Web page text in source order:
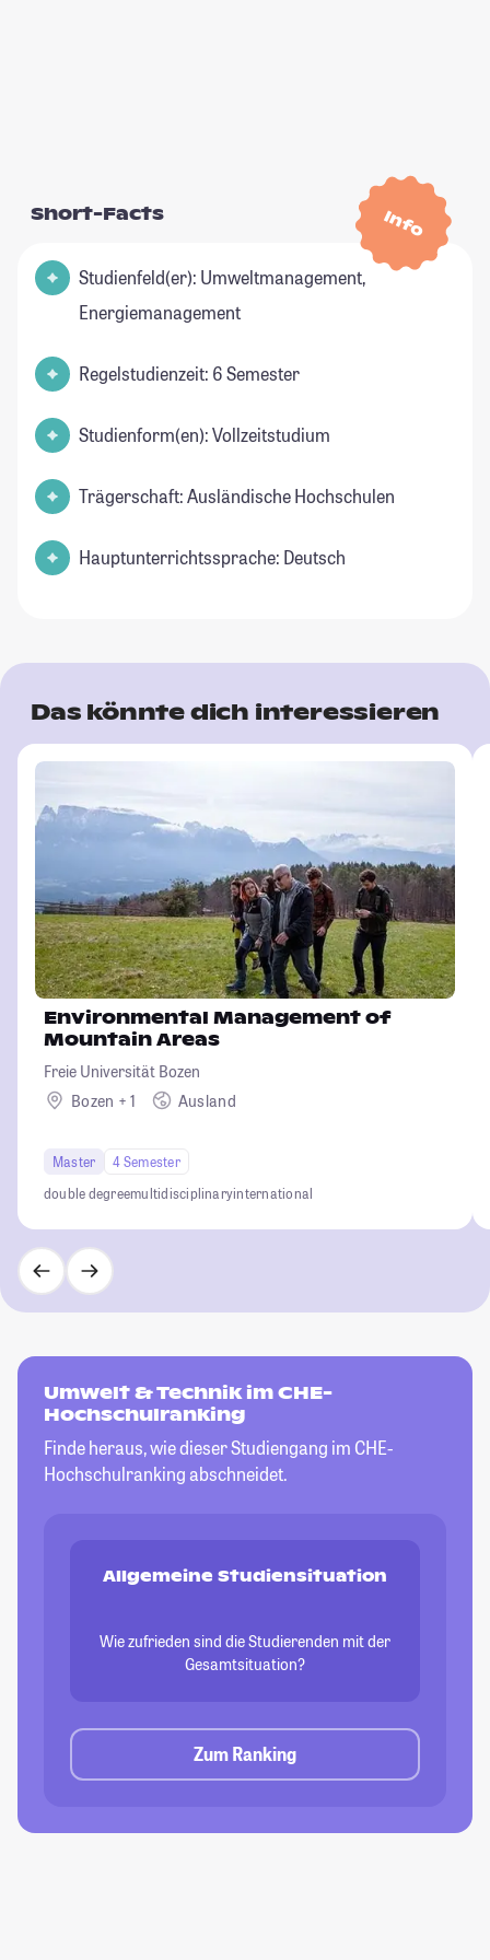
Info
Short-Facts
Studienfeld(er): Umweltmanagement,
Energiemanagement
Regelstudienzeit: 6 Semester
Studienform(en): Vollzeitstudium
Trägerschaft: Ausländische Hochschulen
Hauptunterrichtssprache: Deutsch
Das könnte dich interessieren
Environmental Management of
Mountain Areas
Freie Universität Bozen
Bozen + 1
Ausland
Master
4 Semester
double degreemultidisciplinaryinternational
Umwelt & Technik im CHE-
Hochschulranking
Finde heraus, wie dieser Studiengang im CHE-
Hochschulranking abschneidet.
Allgemeine Studiensituation
Wie zufrieden sind die Studierenden mit der
Gesamtsituation?
Zum Ranking